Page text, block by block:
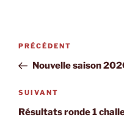
Navigation
l’article
Article
précédent
PRÉCÉDENT
Nouvelle saison
Article
suivant
SUIVANT
Résultats ronde 1